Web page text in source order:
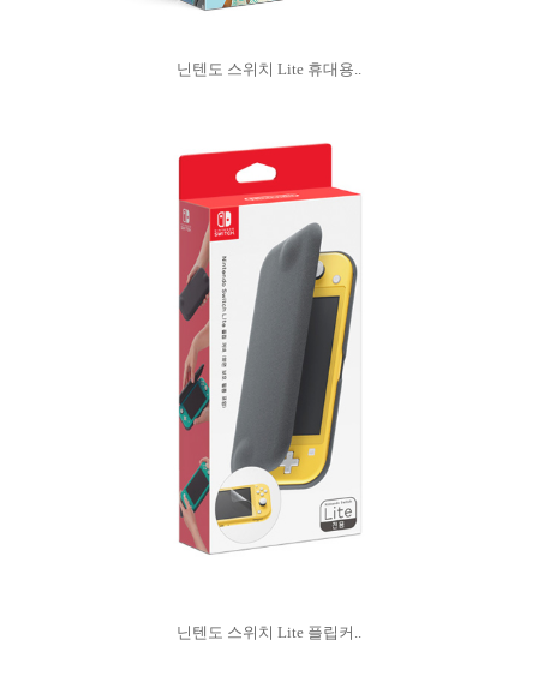
닌텐도 스위치 Lite 휴대용..
닌텐도 스위치 Lite 플립커..